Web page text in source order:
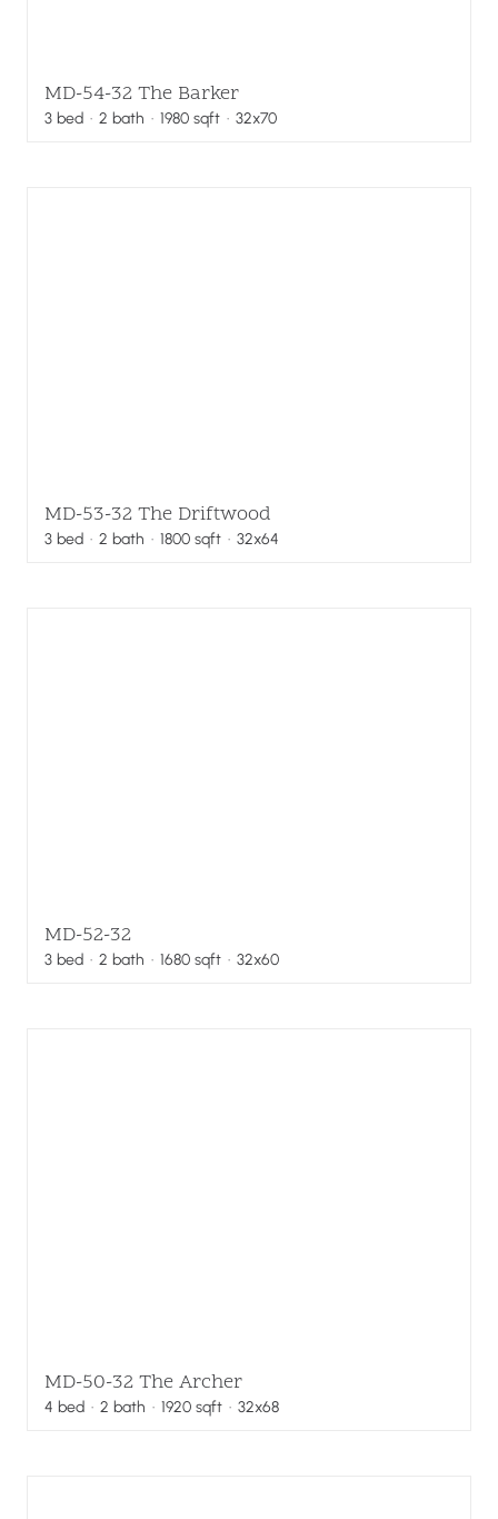
MD-54-32 The Barker
3 bed · 2 bath · 1980 sqft· 32x70
MD-53-32 The Driftwood
3 bed · 2 bath · 1800 sqft· 32x64
MD-52-32
3 bed · 2 bath · 1680 sqft· 32x60
MD-50-32 The Archer
4 bed · 2 bath · 1920 sqft· 32x68